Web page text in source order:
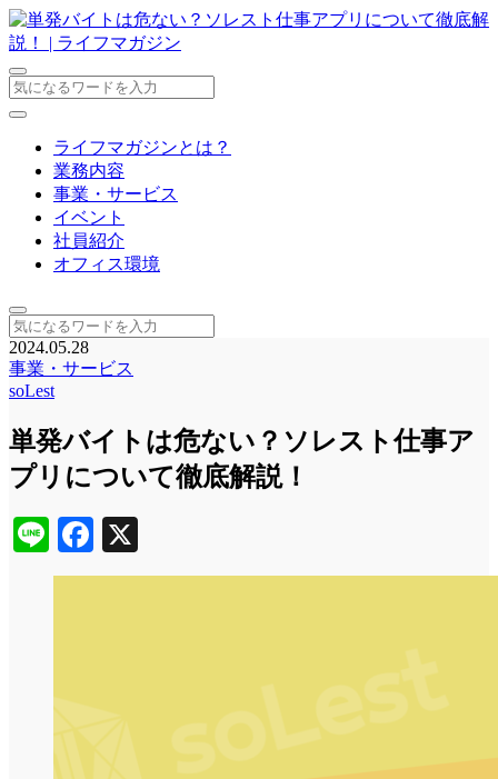
ライフマガジンとは？
業務内容
事業・サービス
イベント
社員紹介
オフィス環境
2024.05.28
事業・サービス
soLest
単発バイトは危ない？ソレスト仕事ア
プリについて徹底解説！
Line Facebook